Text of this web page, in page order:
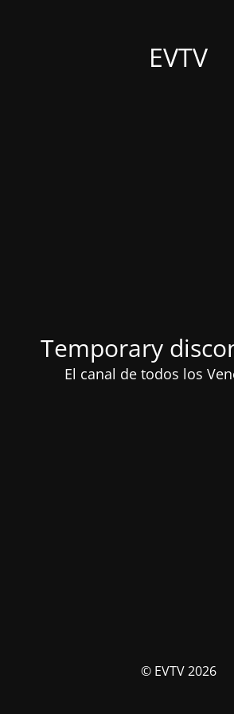
EVTV
Temporary
El canal de todos los
© EVTV 2026